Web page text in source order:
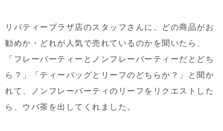
リバティープラザ店のスタッフさんに、どの商品がお
勧めか・どれが人気で売れているのかを聞いたら、
「フレーバーティーとノンフレーバーティーだとどち
ら？」「ティーバッグとリーフのどちらか？」と聞か
れて、ノンフレーバーティのリーフをリクエストした
ら、ウバ茶を出してくれました。